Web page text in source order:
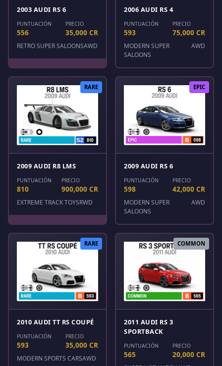
2003 AUDI RS 6
PUNTUACIÓN
556
PRECIO
35,000 CR
RETRO SUPER SALOONSAWD
2006 AUDI RS 4
PUNTUACIÓN
593
PRECIO
75,000 CR
MODERN SUPER
SALOONS
AWD
RARE
2009 AUDI R8 LMS
PUNTUACIÓN
810
PRECIO
900,000 CR
EXTREME TRACK TOYSRWD
EPIC
2009 AUDI RS 6
PUNTUACIÓN
598
PRECIO
42,000 CR
MODERN SUPER
SALOONS
AWD
RARE
2010 AUDI TT RS COUPÉ
PUNTUACIÓN
593
PRECIO
35,000 CR
MODERN SPORTS CARSAWD
COMMON
2011 AUDI RS 3
SPORTBACK
PUNTUACIÓN
565
PRECIO
20,000 CR